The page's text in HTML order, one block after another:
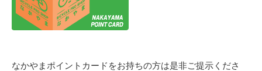
なかやまポイントカードをお持ちの方は是非ご提示くださ